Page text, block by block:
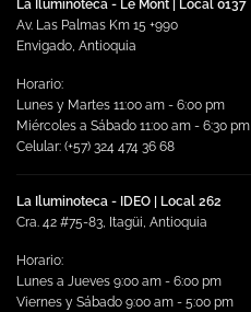
La Iluminoteca - Le Mont | Local 0137
Av. Las Palmas Km 15 +990
Envigado, Antioquia
Horario:
Lunes y Martes 11:00 am - 6:00 pm
Miércoles a Sábado 11:00 am - 6:30 pm
Celular: (+57) 324 474 36 68
La Iluminoteca - IDEO | Local 262
Cra. 42 #75-83, Itagüi, Antioquia
Horario:
Lunes a Jueves 9:00 am - 6:00 pm
Viernes y Sábado 9:00 am - 5:00 pm